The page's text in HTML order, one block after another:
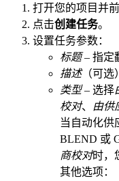
打开您的项目并
点击创建任务。
设置任务参数：
标题– 指定
描述（可选
类型– 选择
校对、 由供
当自动化供
BLEND 或
商校对时，
其他选项：